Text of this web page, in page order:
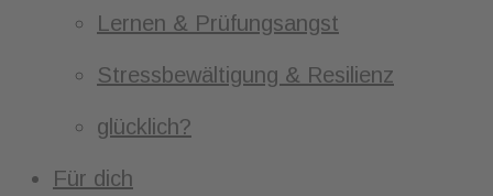
Lernen & Prüfungsangst
Stressbewältigung & Resilienz
glücklich?
Für dich